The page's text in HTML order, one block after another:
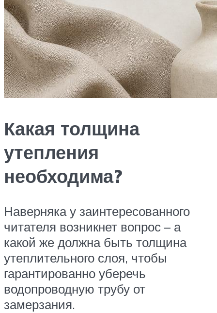
Какая толщина
утепления
необходима?
Наверняка у заинтересованного
читателя возникнет вопрос – а
какой же должна быть толщина
утеплительного слоя, чтобы
гарантированно уберечь
водопроводную трубу от
замерзания.